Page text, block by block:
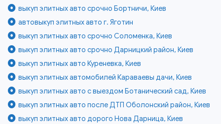
выкуп элитных авто срочно Бортничи, Киев
автовыкуп элитных авто г. Яготин
выкуп элитных авто срочно Соломенка, Киев
выкуп элитных авто срочно Дарницкий район, Киев
выкуп элитных авто Куреневка, Киев
выкуп элитных автомобилей Караваевы дачи, Киев
выкуп элитных авто с выездом Ботанический сад, Киев
выкуп элитных авто после ДТП Оболонский район, Киев
выкуп элитных авто дорого Нова Дарница, Киев